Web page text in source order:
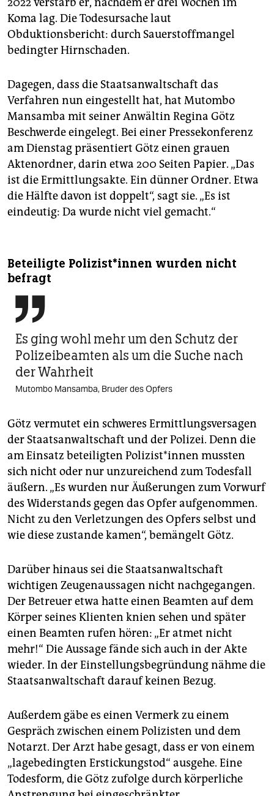
Koma lag. Die Todesursache laut
Obduktionsbericht: durch Sauerstoffmangel
bedingter Hirnschaden.
Dagegen, dass die Staatsanwaltschaft das
Verfahren nun eingestellt hat, hat Mutombo
Mansamba mit seiner Anwältin Regina Götz
Beschwerde eingelegt. Bei einer Pressekonferenz
am Dienstag präsentiert Götz einen grauen
Aktenordner, darin etwa 200 Seiten Papier. „Das
ist die Ermittlungsakte. Ein dünner Ordner. Etwa
die Hälfte davon ist doppelt“, sagt sie. „Es ist
eindeutig: Da wurde nicht viel gemacht.“
Beteiligte Po­li­zis­t*in­nen wurden nicht
befragt

Es ging wohl mehr um den Schutz der
Polizeibeamten als um die Suche nach
der Wahrheit
Mutombo Mansamba, Bruder des Opfers
Götz vermutet ein schweres Ermittlungsversagen
der Staatsanwaltschaft und der Polizei. Denn die
am Einsatz beteiligten Po­li­zis­t*in­nen mussten
sich nicht oder nur unzureichend zum Todesfall
äußern. „Es wurden nur Äußerungen zum Vorwurf
des Widerstands gegen das Opfer aufgenommen.
Nicht zu den Verletzungen des Opfers selbst und
wie diese zustande kamen“, bemängelt Götz.
Darüber hinaus sei die Staatsanwaltschaft
wichtigen Zeugenaussagen nicht nachgegangen.
Der Betreuer etwa hatte einen Beamten auf dem
Körper seines Klienten knien sehen und später
einen Beamten rufen hören: „Er atmet nicht
mehr!“ Die Aussage fände sich auch in der Akte
wieder. In der Einstellungsbegründung nähme die
Staatsanwaltschaft darauf keinen Bezug.
Außerdem gäbe es einen Vermerk zu einem
Gespräch zwischen einem Polizisten und dem
Notarzt. Der Arzt habe gesagt, dass er von einem
„lagebedingten Erstickungstod“ ausgehe. Eine
Todesform, die Götz zufolge durch körperliche